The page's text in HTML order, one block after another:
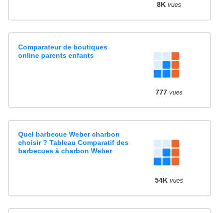
8K vues
Comparateur de boutiques
online parents enfants
777 vues
Quel barbecue Weber charbon
choisir ? Tableau Comparatif des
barbecues à charbon Weber
54K vues